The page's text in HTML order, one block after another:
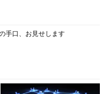
手口、お見せします